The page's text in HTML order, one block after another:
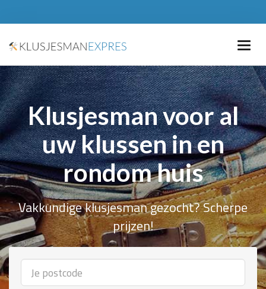
Klusjesman voor al
uw klussen in en
rondom huis
Vakkundige klusjesman gezocht? Scherpe
prijzen!